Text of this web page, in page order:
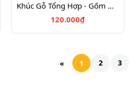
Khúc Gỗ Tổng Hợp - Gốm AquaGarden
120.000₫
« 1 2 3